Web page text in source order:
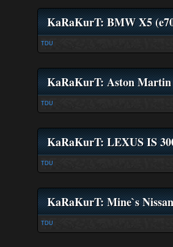
KaRaKurT: BMW X5
TDU
KaRaKurT: Aston
TDU
KaRaKurT: LEXUS IS
TDU
KaRaKurT: Mine`s
TDU